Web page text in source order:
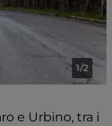
equilibrio tra
San Bartolo
1/2
e Urbino, tra i